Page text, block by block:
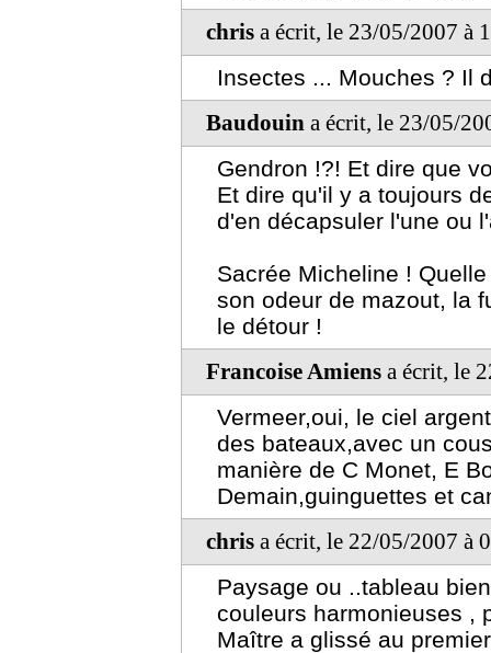
chris a écrit, le 23/05/2007 à
Insectes ... Mouches ? Il
Baudouin a écrit, le 23/05/
Gendron !?! Et dire que
Et dire qu'il y a toujours
d'en décapsuler l'une ou
Sacrée Micheline !
son odeur de mazout, la
le détour !
Francoise Amiens a écrit, le
Vermeer,oui, le ciel
des bateaux,avec un
manière de C Monet, E
Demain,guinguettes et
chris a écrit, le 22/05/2007 à
Paysage ou ..tableau
couleurs harmonieuses ,
Maître a glissé au